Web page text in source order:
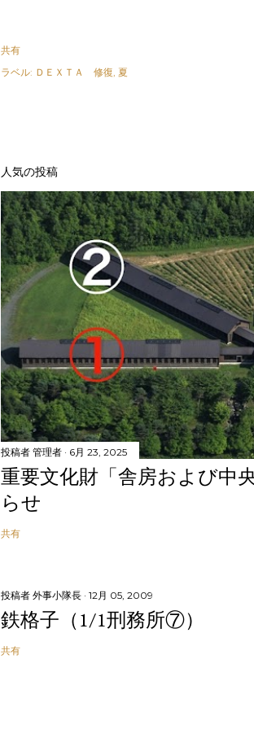
共有
ラベル: ＤＥＸＴＡ 修復 夏
人気の投稿
投稿者 管理者 6月 23, 2025
重要文化財「舎房および中
らせ
共有
投稿者 外事小隊長 12月 05, 2009
鉄格子（1/1刑務所⑦）
共有